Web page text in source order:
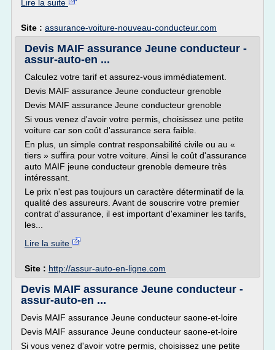
Lire la suite
Site : assurance-voiture-nouveau-conducteur.com
Devis MAIF assurance Jeune conducteur -
assur-auto-en ...
Calculez votre tarif et assurez-vous immédiatement.
Devis MAIF assurance Jeune conducteur grenoble
Devis MAIF assurance Jeune conducteur grenoble
Si vous venez d'avoir votre permis, choisissez une petite
voiture car son coût d'assurance sera faible.
En plus, un simple contrat responsabilité civile ou au «
tiers » suffira pour votre voiture. Ainsi le coût d'assurance
auto MAIF jeune conducteur grenoble demeure très
intéressant.
Le prix n'est pas toujours un caractère déterminatif de la
qualité des assureurs. Avant de souscrire votre premier
contrat d'assurance, il est important d'examiner les tarifs,
les...
Lire la suite
Site : http://assur-auto-en-ligne.com
Devis MAIF assurance Jeune conducteur -
assur-auto-en ...
Devis MAIF assurance Jeune conducteur saone-et-loire
Devis MAIF assurance Jeune conducteur saone-et-loire
Si vous venez d'avoir votre permis, choisissez une petite